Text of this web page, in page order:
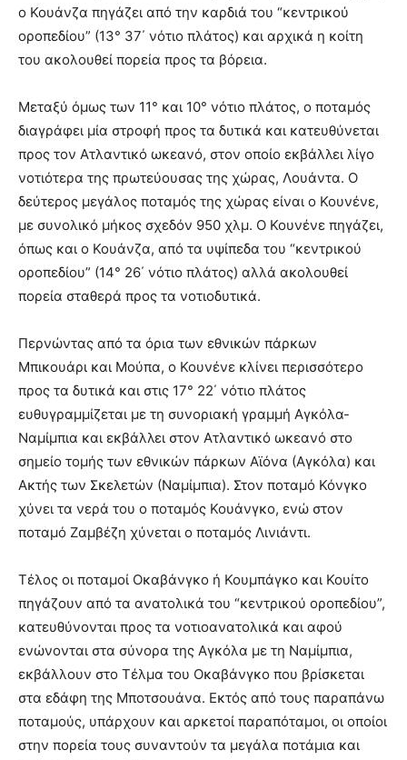
ο Κουάνζα πηγάζει από την καρδιά του “κεντρικού
οροπεδίου” (13° 37΄ νότιο πλάτος) και αρχικά η κοίτη
του ακολουθεί πορεία προς τα βόρεια.
Μεταξύ όμως των 11° και 10° νότιο πλάτος, ο ποταμός
διαγράφει μία στροφή προς τα δυτικά και κατευθύνεται
προς τον Ατλαντικό ωκεανό, στον οποίο εκβάλλει λίγο
νοτιότερα της πρωτεύουσας της χώρας, Λουάντα. Ο
δεύτερος μεγάλος ποταμός της χώρας είναι ο Κουνένε,
με συνολικό μήκος σχεδόν 950 χλμ. Ο Κουνένε πηγάζει,
όπως και ο Κουάνζα, από τα υψίπεδα του “κεντρικού
οροπεδίου” (14° 26΄ νότιο πλάτος) αλλά ακολουθεί
πορεία σταθερά προς τα νοτιοδυτικά.
Περνώντας από τα όρια των εθνικών πάρκων
Μπικουάρι και Μούπα, ο Κουνένε κλίνει περισσότερο
προς τα δυτικά και στις 17° 22΄ νότιο πλάτος
ευθυγραμμίζεται με τη συνοριακή γραμμή Αγκόλα-
Ναμίμπια και εκβάλλει στον Ατλαντικό ωκεανό στο
σημείο τομής των εθνικών πάρκων Αϊόνα (Αγκόλα) και
Ακτής των Σκελετών (Ναμίμπια). Στον ποταμό Κόνγκο
χύνει τα νερά του ο ποταμός Κουάνγκο, ενώ στον
ποταμό Ζαμβέζη χύνεται ο ποταμός Λινιάντι.
Τέλος οι ποταμοί Οκαβάνγκο ή Κουμπάγκο και Κουίτο
πηγάζουν από τα ανατολικά του “κεντρικού οροπεδίου”,
κατευθύνονται προς τα νοτιοανατολικά και αφού
ενώνονται στα σύνορα της Αγκόλα με τη Ναμίμπια,
εκβάλλουν στο Τέλμα του Οκαβάνγκο που βρίσκεται
στα εδάφη της Μποτσουάνα. Εκτός από τους παραπάνω
ποταμούς, υπάρχουν και αρκετοί παραπόταμοι, οι οποίοι
στην πορεία τους συναντούν τα μεγάλα ποτάμια και